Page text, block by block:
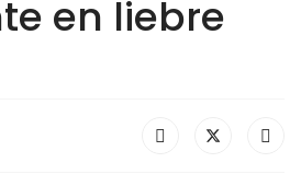
en liebre